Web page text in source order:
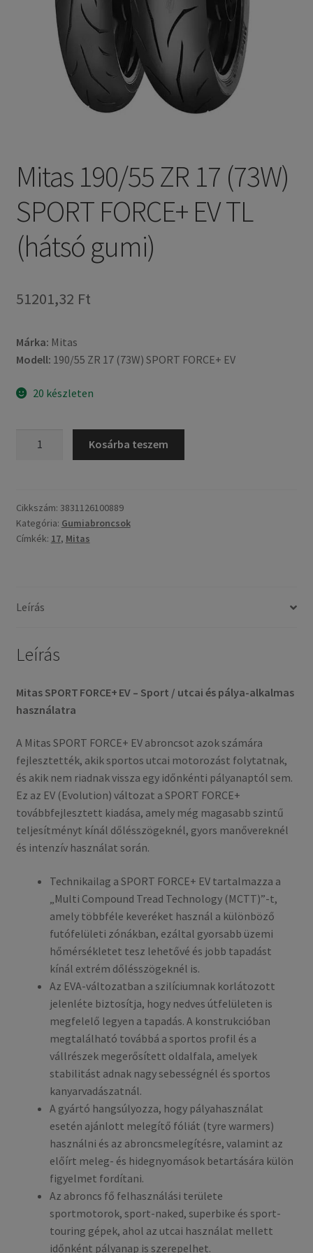
Mitas 190/55 ZR 17 (73W)
SPORT FORCE+ EV TL
(hátsó gumi)
51201,32 Ft
Márka: Mitas
Modell: 190/55 ZR 17 (73W) SPORT FORCE+ EV
20 készleten
(73W)
SPORT
FORCE+
gumi)
Kosárba teszem
Cikkszám: 3831126100889
Kategória: Gumiabroncsok
Címkék: 17, Mitas
Leírás
Leírás
Mitas SPORT FORCE+ EV – Sport / utcai és pálya-alkalmas
használatra
A Mitas SPORT FORCE+ EV abroncsot azok számára
fejlesztették, akik sportos utcai motorozást folytatnak,
és akik nem riadnak vissza egy időnkénti pályanaptól sem.
Ez az EV (Evolution) változat a SPORT FORCE+
továbbfejlesztett kiadása, amely még magasabb szintű
teljesítményt kínál dőlésszögeknél, gyors manővereknél
és intenzív használat során.
Technikailag a SPORT FORCE+ EV tartalmazza a
„Multi Compound Tread Technology (MCTT)”-t,
amely többféle keveréket használ a különböző
futófelületi zónákban, ezáltal gyorsabb üzemi
hőmérsékletet tesz lehetővé és jobb tapadást
kínál extrém dőlésszögeknél is.
Az EVA-változatban a szilíciumnak korlátozott
jelenléte biztosítja, hogy nedves útfelületen is
megfelelő legyen a tapadás. A konstrukcióban
megtalálható továbbá a sportos profil és a
vállrészek megerősített oldalfala, amelyek
stabilitást adnak nagy sebességnél és sportos
kanyarvadászatnál.
A gyártó hangsúlyozza, hogy pályahasználat
esetén ajánlott melegítő fóliát (tyre warmers)
használni és az abroncsmelegítésre, valamint az
előírt meleg- és hidegnyomások betartására külön
figyelmet fordítani.
Az abroncs fő felhasználási területe
sportmotorok, sport-naked, superbike és sport-
touring gépek, ahol az utcai használat mellett
időnként pályanap is szerepelhet.